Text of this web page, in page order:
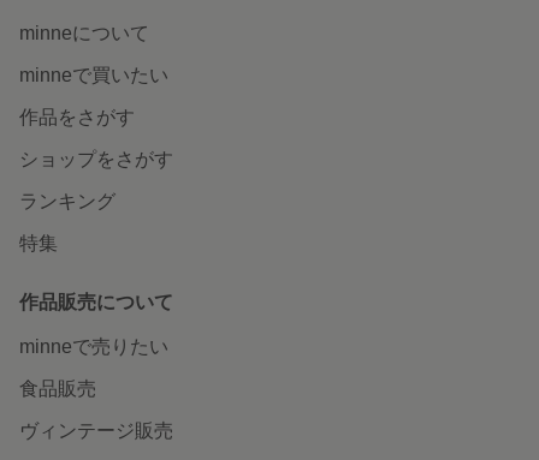
minneについて
minneで買いたい
作品をさがす
ショップをさがす
ランキング
特集
作品販売について
minneで売りたい
食品販売
ヴィンテージ販売